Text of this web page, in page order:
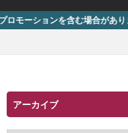
含む場合があります
アーカイブ